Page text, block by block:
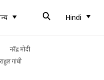
Hindi
नरेंद्र मोदी
राहुल गांधी